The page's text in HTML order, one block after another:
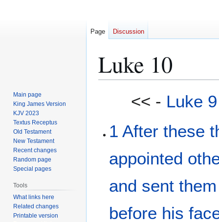
Luke 10
<< - Luke 9
1 After these
appointed
and sent them
before his
Page Discussion
Main page
King James Version
KJV 2023
Textus Receptus
Old Testament
New Testament
Recent changes
Random page
Special pages
Tools
What links here
Related changes
Printable version